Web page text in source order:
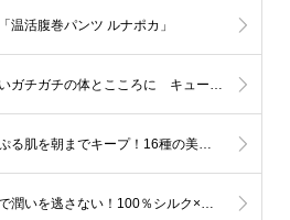
温活腹巻パンツ ルナポカ」
【プレスリリース】つら～いガチガチの体とこころに キュートなしっぽで座ったまま肩や腰をストレッチできる「ほぐしっぽ うさぎ」
【プレスリリース】ぷるっぷる肌を朝までキープ！16種の美容成分配合ミストが、寝る前に肌に与えた潤いをしっかり封じ込める（※）「スキンケアガード*ミスト ぷるテクト」
【プレスリリース】翌朝まで潤いを逃さない！100％シルク×アルミの2層構造が、乾燥が気になる顔・首のカーブに3Dフィットする「うるはだ3Dシルクマスク」